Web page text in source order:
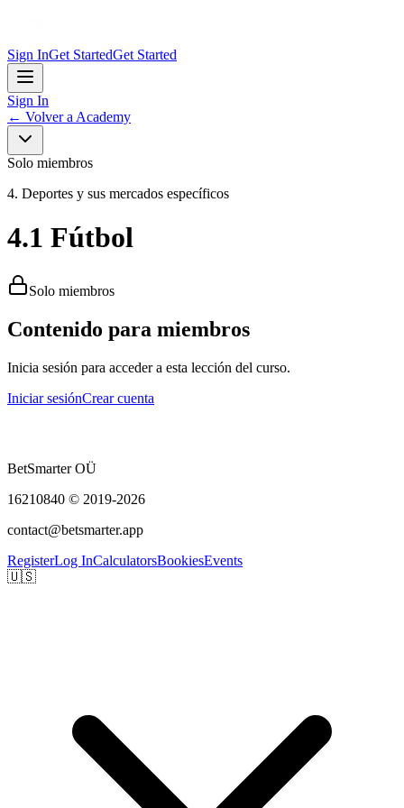
Sign InGet StartedGet Started
Sign In
← Volver a Academy
Solo miembros
4. Deportes y sus mercados específicos
4.1 Fútbol
Solo miembros
Contenido para miembros
Inicia sesión para acceder a esta lección del curso.
Iniciar sesiónCrear cuenta
BetSmarter OÜ
16210840 © 2019-2026
contact@betsmarter.app
RegisterLog InCalculatorsBookiesEvents
🇺🇸